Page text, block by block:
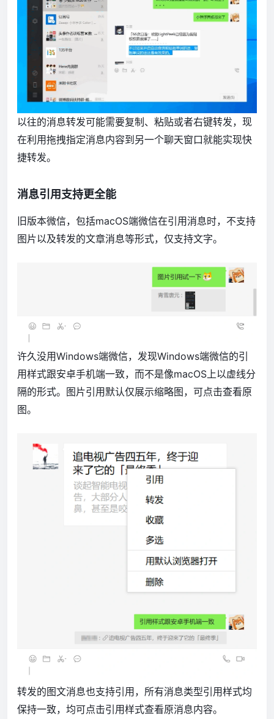
以往的消息转发可能需要复制、粘贴或者右键转发，现
在利用拖拽指定消息内容到另一个聊天窗口就能实现快
捷转发。
消息引用支持更全能
旧版本微信，包括macOS端微信在引用消息时，不支持
图片以及转发的文章消息等形式，仅支持文字。
许久没用Windows端微信，发现Windows端微信的引
用样式跟安卓手机端一致，而不是像macOS上以虚线分
隔的形式。图片引用默认仅展示缩略图，可点击查看原
图。
转发的图文消息也支持引用，所有消息类型引用样式均
保持一致，均可点击引用样式查看原消息内容。